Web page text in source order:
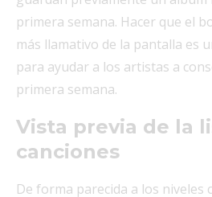
primera semana. Hacer que el
más llamativo de la pantalla es
para ayudar a los artistas a
primera semana.
Vista previa de la
canciones
De forma parecida a los niveles